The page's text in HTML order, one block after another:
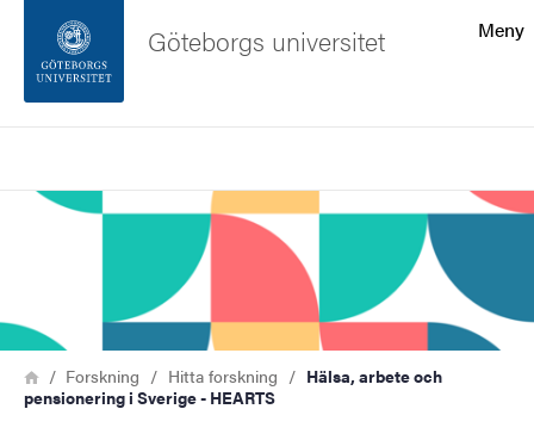
Sidfoten
Meny
Göteborgs universitet
Länkstig
HemForskning Hitta forskning
Hälsa, arbete och
pensionering i Sverige - HEARTS